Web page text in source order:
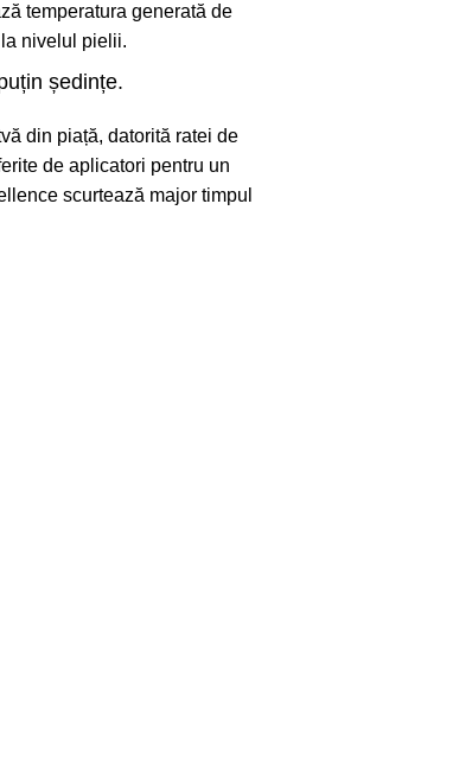
temperatura generată de
la nivelul pielii.
ședințe.
din piață, datorită ratei de
de aplicatori pentru un
scurtează major timpul